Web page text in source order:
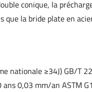
conique, la
la bride plate en
nationale ≥34J) GB/T
0,03 mm/an ASTM